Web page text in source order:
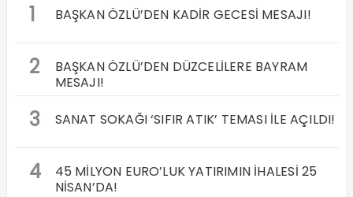
1 BAŞKAN ÖZLÜ’DEN KADİR GECESİ MESAJI!
2
BAŞKAN ÖZLÜ’DEN DÜZCELİLERE BAYRAM
MESAJI!
3 SANAT SOKAĞI ‘SIFIR ATIK’ TEMASI İLE AÇILDI!
4
45 MİLYON EURO’LUK YATIRIMIN İHALESİ 25
NİSAN’DA!